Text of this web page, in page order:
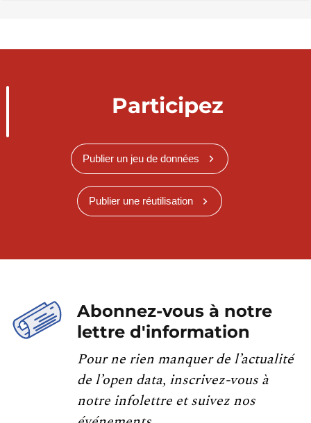
Participez
Publier un jeu de données
Publier une réutilisation
Abonnez-vous à notre
lettre d'information
Pour ne rien manquer de l’actualité
de l’open data, inscrivez-vous à
notre infolettre et suivez nos